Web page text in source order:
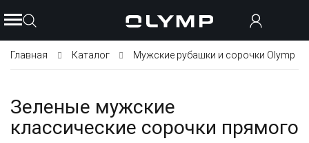
Главная Каталог Мужские рубашки и сорочки Olymp
Зеленые мужские
классические сорочки прямого